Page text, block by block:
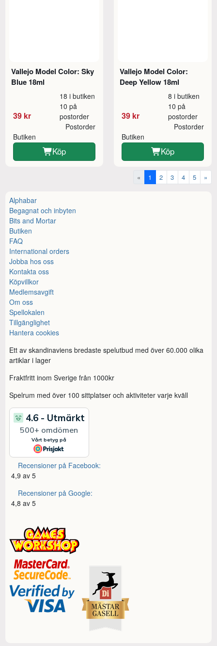
Vallejo Model Color: Sky
Blue 18ml
39 kr
18 i butiken
10 på
postorder
Butiken
Postorder
Köp
Vallejo Model Color:
Deep Yellow 18ml
39 kr
8 i butiken
10 på
postorder
Butiken
Postorder
Köp
« 1 2 3 4 5 »
Alphabar
Begagnat och inbyten
Bits and Mortar
Butiken
FAQ
International orders
Jobba hos oss
Kontakta oss
Köpvillkor
Medlemsavgift
Om oss
Spellokalen
Tillgänglighet
Hantera cookies
Ett av skandinaviens bredaste spelutbud med över 60.000 olika
artiklar i lager
Fraktfritt inom Sverige från 1000kr
Spelrum med över 100 sittplatser och aktiviteter varje kväll
Recensioner på Facebook:
4,9 av 5
Recensioner på Google:
4,8 av 5